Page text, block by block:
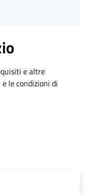
e altre
le condizioni di